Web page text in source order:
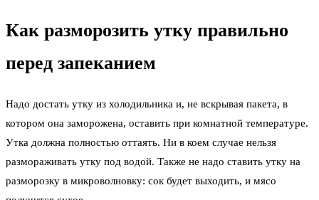
Как разморозить утку правильно
перед запеканием
Надо достать утку из холодильника и, не вскрывая пакета, в
котором она заморожена, оставить при комнатной температуре.
Утка должна полностью оттаять. Ни в коем случае нельзя
размораживать утку под водой. Также не надо ставить утку на
разморозку в микроволновку: сок будет выходить, и мясо